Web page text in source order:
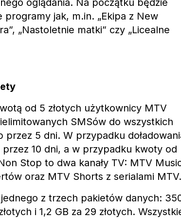
oglądania. Na początku będzie
jak, m.in. „Ekipa z New
„Nastoletnie matki” czy „Licealne
od 5 złotych użytkownicy MTV
SMSów do wszystkich
przez 5 dni. W przypadku
przez 10 dni, a w przypadku kwoty od
Stop to dwa kanały TV: MTV
oraz MTV Shorts z serialami MTV.
z trzech pakietów danych:
i 1,2 GB za 29 złotych.